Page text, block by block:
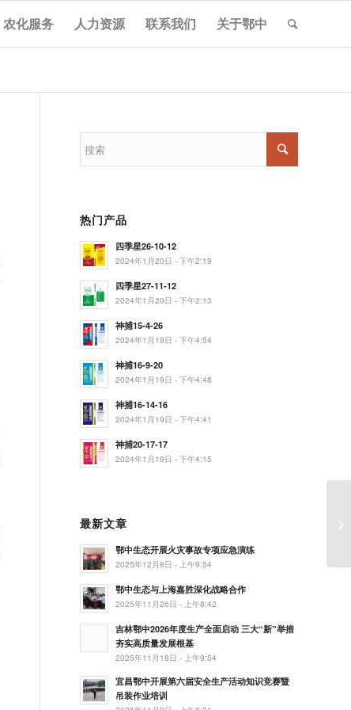
农化服务 人力资源 联系我们 关于鄂中
热门产品
四季星26-10-12
2024年1月20日 - 下午2:19
四季星27-11-12
2024年1月20日 - 下午2:13
神捕15-4-26
2024年1月19日 - 下午4:54
神捕16-9-20
2024年1月19日 - 下午4:48
神捕16-14-16
2024年1月19日 - 下午4:41
神捕20-17-17
2024年1月19日 - 下午4:15
最新文章
鄂中生态开展火灾事故专项应急演练
2025年12月8日 - 上午9:54
鄂中生态与上海嘉胜深化战略合作
2025年11月26日 - 上午8:42
吉林鄂中2026年度生产全面启动 三大“新”举措
夯实高质量发展根基
2025年11月18日 - 上午9:54
宜昌鄂中开展第六届安全生产活动知识竞赛暨
吊装作业培训